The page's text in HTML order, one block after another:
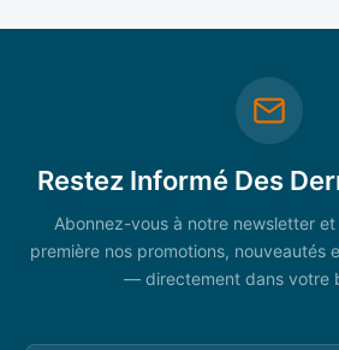
Restez Informé Des
Abonnez-vous à notre newsletter
première nos promotions, nouveautés
— directement dans votre